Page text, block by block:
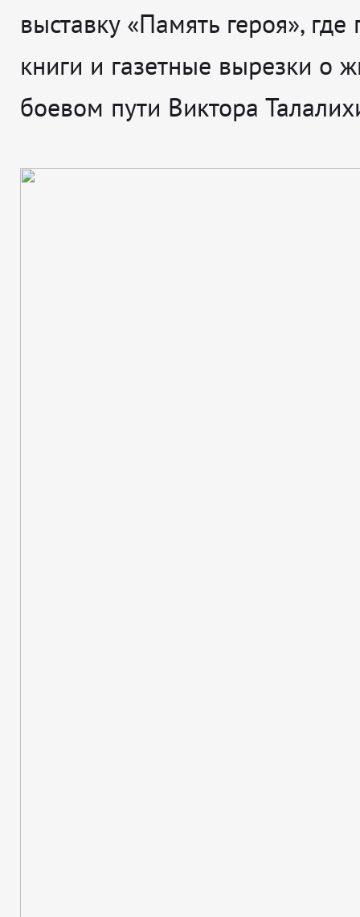
выставку «Память героя», где
книги и газетные вырезки о
боевом пути Виктора